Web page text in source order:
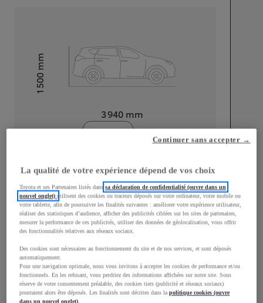
3 940 mm
Hauteur1 500
mm
Largeur
1 745mm
Consommation mixte
Consommation mixte 4L/100 km
Émissions CO2
96g/km
La qualité de votre expérience dépend de vos choix
Toyota et ses Partenaires listés danssa déclaration de confidentialité (ouvre dans un
nouvel onglet)utilisent des cookies ou traceurs déposés sur votre ordinateur, votre mobile ou
votre tablette, afin de poursuivre les finalités suivantes : améliorer votre expérience utilisateur,
réaliser des statistiques d’audience, afficher des publicités ciblées sur les sites de partenaires,
mesurer la performance de ces publicités, utiliser des données de géolocalisation, vous offrir
des fonctionnalités relatives aux réseaux sociaux.
Des cookies sont nécessaires au fonctionnement du site et de nos services, et sont déposés
automatiquement.
Pour une navigation optimale, nous vous invitons à accepter les cookies de performance et/ou
fonctionnels. En les refusant, vous perdriez des informations affichées sur notre site. Sous
réserve de votre consentement préalable, des cookies tiers (publicité et réseaux sociaux)
pourraient alors être déposés. Les finalités sont décrites dans lapolitique cookies (ouvre
dans un nouvel onglet)
Continuer sans accepter →